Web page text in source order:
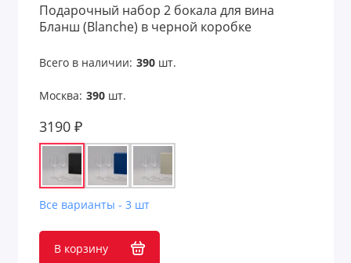
Подарочный набор 2 бокала для вина
Бланш (Blanche) в черной коробке
Всего в наличии: 390шт.
Москва: 390шт.
3190 ₽
Все варианты - 3 шт
В корзину